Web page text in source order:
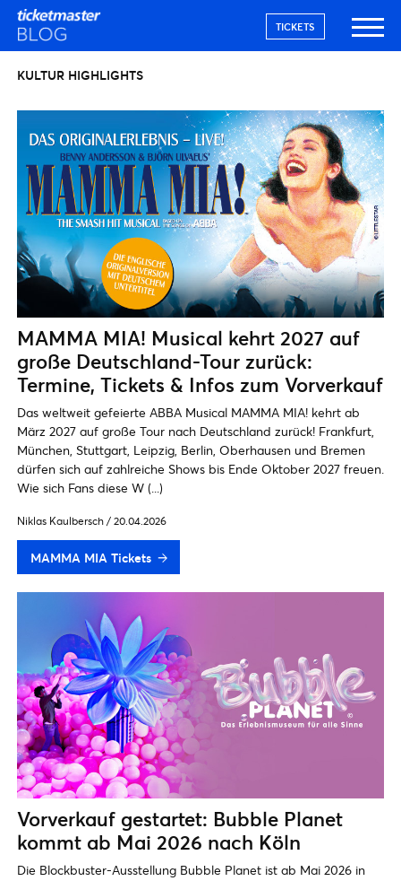
TICKETS
KULTUR HIGHLIGHTS
MAMMA MIA! Musical kehrt 2027 auf
große Deutschland-Tour zurück:
Termine, Tickets & Infos zum Vorverkauf
Das weltweit gefeierte ABBA Musical MAMMA MIA! kehrt ab
März 2027 auf große Tour nach Deutschland zurück! Frankfurt,
München, Stuttgart, Leipzig, Berlin, Oberhausen und Bremen
dürfen sich auf zahlreiche Shows bis Ende Oktober 2027 freuen.
Wie sich Fans diese W (...)
Niklas Kaulbersch / 20.04.2026
MAMMA MIA Tickets
Vorverkauf gestartet: Bubble Planet
kommt ab Mai 2026 nach Köln
Die Blockbuster-Ausstellung Bubble Planet ist ab Mai 2026 in